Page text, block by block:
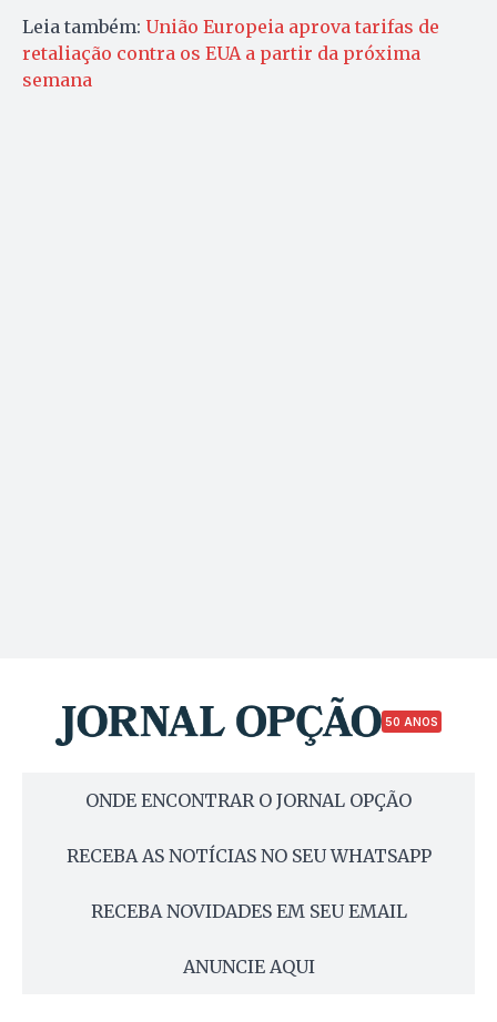
Leia também: União Europeia aprova tarifas de
retaliação contra os EUA a partir da próxima
semana
50 ANOS
ONDE ENCONTRAR O JORNAL OPÇÃO
RECEBA AS NOTÍCIAS NO SEU WHATSAPP
RECEBA NOVIDADES EM SEU EMAIL
ANUNCIE AQUI